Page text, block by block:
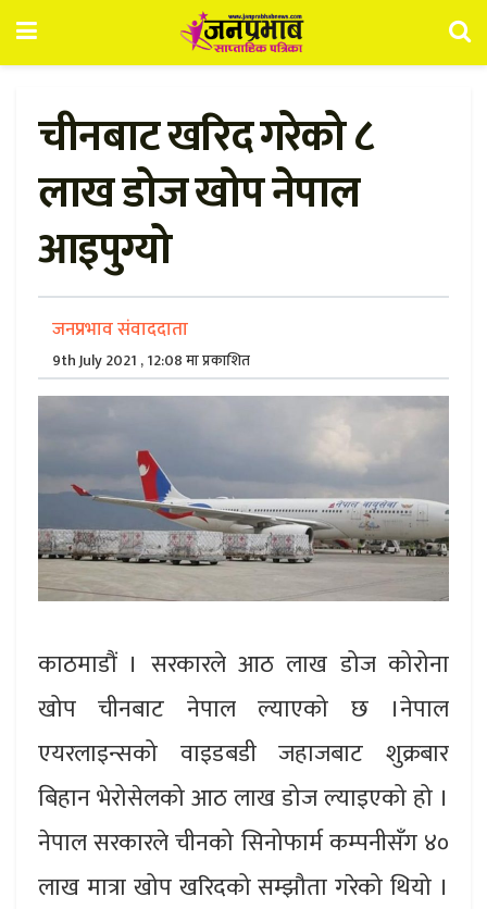
चीनबाट खरिद गरेको ८
लाख डोज खोप नेपाल
आइपुग्यो
जनप्रभाव संवाददाता
9th July 2021 , 12:08 मा प्रकाशित
काठमाडौं । सरकारले आठ लाख डोज कोरोना
खोप चीनबाट नेपाल ल्याएको छ ।नेपाल
एयरलाइन्सको वाइडबडी जहाजबाट शुक्रबार
बिहान भेरोसेलको आठ लाख डोज ल्याइएको हो ।
नेपाल सरकारले चीनको सिनोफार्म कम्पनीसँग ४०
लाख मात्रा खोप खरिदको सम्झौता गरेको थियो ।